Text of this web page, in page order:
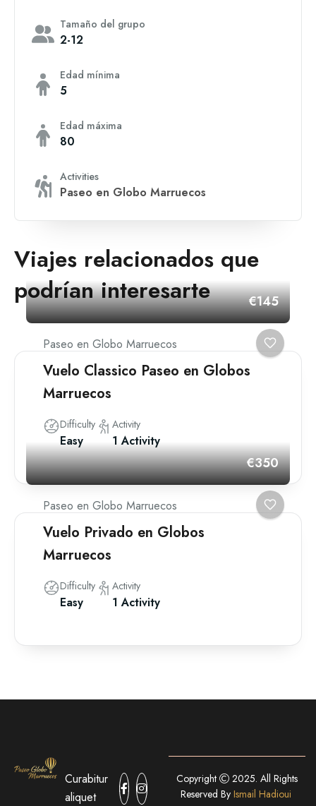
Tamaño del grupo
2-12
Edad mínima
5
Edad máxima
80
Activities
Paseo en Globo Marruecos
Viajes relacionados que
podrían interesarte
€145
Paseo en Globo Marruecos
Vuelo Classico Paseo en Globos
Marruecos
Difficulty
Easy
Activity
1 Activity
€350
Paseo en Globo Marruecos
Vuelo Privado en Globos
Marruecos
Difficulty
Easy
Activity
1 Activity
Curabitur
aliquet
Copyright
2025. All Rights
Reserved ByIsmail Hadioui